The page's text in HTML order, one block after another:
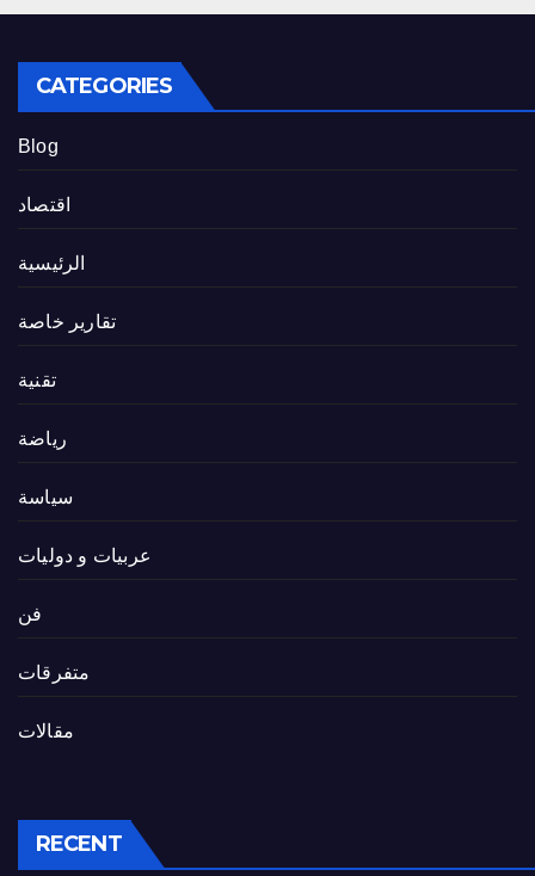
CATEGORIES
Blog
اقتصاد
الرئيسية
تقارير خاصة
تقنية
رياضة
سياسة
عربيات و دوليات
فن
متفرقات
مقالات
RECENT